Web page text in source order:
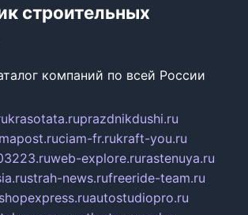
строительных
компаний по всей России
krasotata.ruprazdnikdushi.ru
ciam-fr.rukraft-you.ru
web-explore.rurastenuya.ru
strah-news.rufreeride-team.ru
autostudiopro.ru